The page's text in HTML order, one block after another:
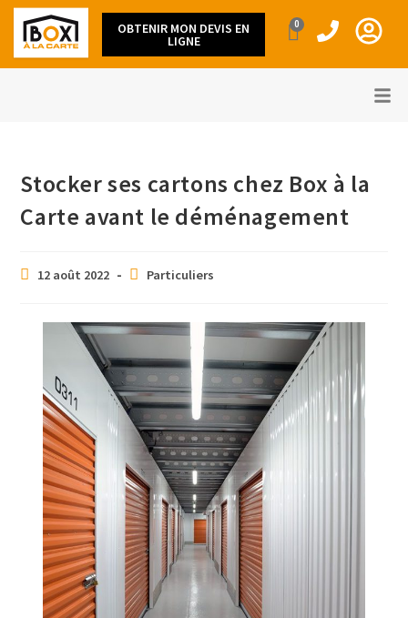
OBTENIR MON DEVIS EN
LIGNE
0
Stocker ses cartons chez Box à la
Carte avant le déménagement
12 août 2022 Particuliers